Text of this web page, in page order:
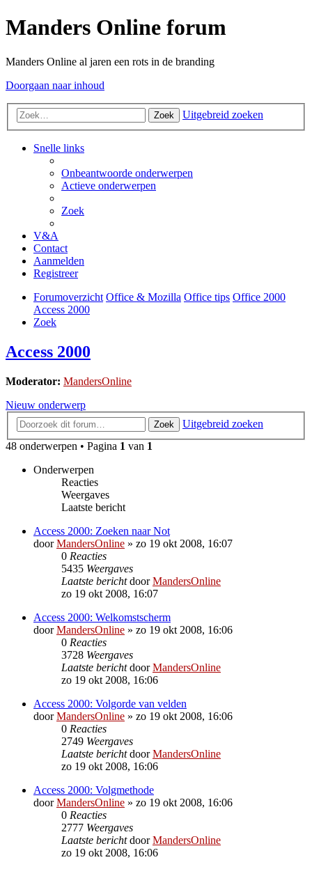
Manders Online forum
Manders Online al jaren een rots in de branding
Doorgaan naar inhoud
Zoek Uitgebreid zoeken
Snelle links
Onbeantwoorde onderwerpen
Actieve onderwerpen
Zoek
V&A
Contact
Aanmelden
Registreer
Forumoverzicht Office & Mozilla Office tips Office 2000
Access 2000
Zoek
Access 2000
Moderator: MandersOnline
Nieuw onderwerp
Zoek
Uitgebreid zoeken
48 onderwerpen • Pagina 1 van 1
Onderwerpen
Reacties
Weergaves
Laatste bericht
Access 2000: Zoeken naar Not
doorMandersOnline » zo 19 okt 2008, 16:07
0 Reacties
5435 Weergaves
Laatste berichtdoorMandersOnline
zo 19 okt 2008, 16:07
Access 2000: Welkomstscherm
doorMandersOnline » zo 19 okt 2008, 16:06
0 Reacties
3728 Weergaves
Laatste berichtdoorMandersOnline
zo 19 okt 2008, 16:06
Access 2000: Volgorde van velden
doorMandersOnline » zo 19 okt 2008, 16:06
0 Reacties
2749 Weergaves
Laatste berichtdoorMandersOnline
zo 19 okt 2008, 16:06
Access 2000: Volgmethode
doorMandersOnline » zo 19 okt 2008, 16:06
0 Reacties
2777 Weergaves
Laatste berichtdoorMandersOnline
zo 19 okt 2008, 16:06